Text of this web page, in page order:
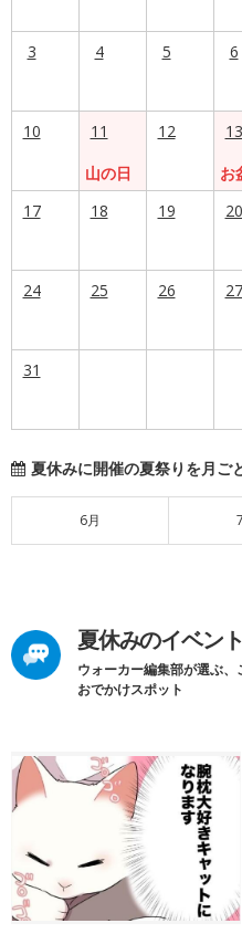
3 4 5 6
10
11
山の日
12
13
お
17
18 19 20
24 25 26 27
31
夏休みに開催の夏祭りを月ご
6月
夏休みのイベン
ウォーカー編集部が選ぶ、
おでかけスポット